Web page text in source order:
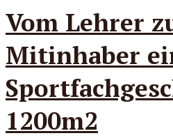
Vom Lehrer
Mitinhaber
1200m2